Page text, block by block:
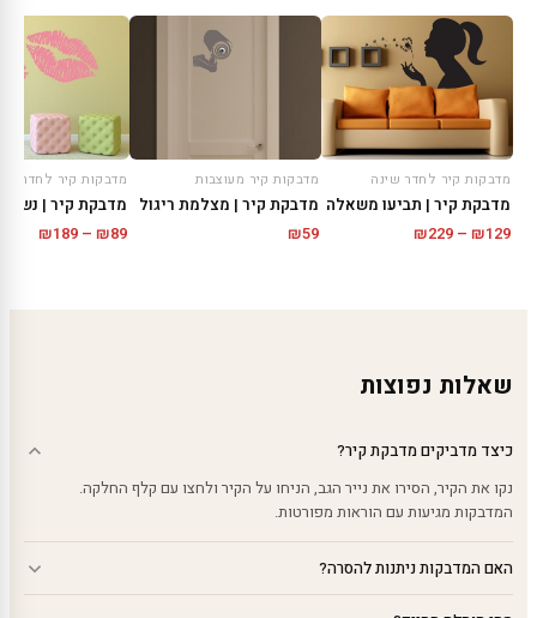
מדבקות קיר לחדר שינה
מדבקת קיר | תביעו משאלה
₪129
–
₪229
מדבקות קיר מעוצבות
מדבקת קיר | מצלמת ריגול
₪59
מדבקות קיר לחדר
מדבקת קיר |
₪89
–
₪189
שאלות נפוצות
כיצד מדביקים מדבקת קיר?
נקו את הקיר, הסירו את נייר הגב, הניחו על הקיר ולחצו עם קלף החלקה.
המדבקות מגיעות עם הוראות מפורטות.
האם המדבקות ניתנות להסרה?